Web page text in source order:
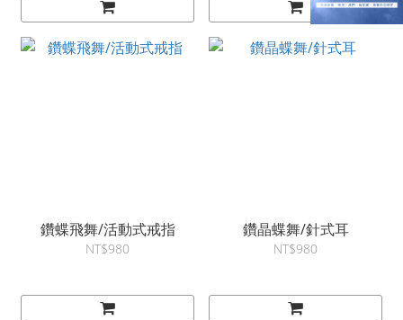
鑽蝶飛舞/活動式戒指
NT$980
鑽晶蝶舞/針式耳
NT$980